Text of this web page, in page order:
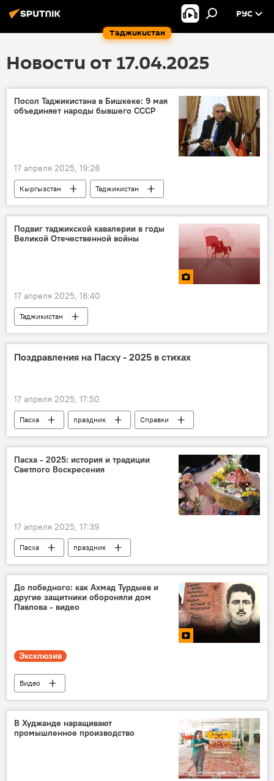
Таджикистан
РУС
Новости от 17.04.2025
Посол Таджикистана в Бишкеке: 9 мая
объединяет народы бывшего СССР
17 апреля 2025, 19:28
Кыргызстан
Таджикистан
Центральная Азия
9 мая - День Победы в Великой Отечественной войне
Великая Отечественная война (1941-1945)
Подвиг таджикской кавалерии в годы
Великой Отечественной войны
17 апреля 2025, 18:40
Таджикистан
9 мая - День Победы в Великой Отечественной войне
Великая Отечественная война (1941-1945)
Поздравления на Пасху - 2025 в стихах
17 апреля 2025, 17:50
Пасха праздник Справки
Пасха - 2025: история и традиции
Светлого Воскресения
17 апреля 2025, 17:39
Пасха
праздник
Какой сегодня праздник: календарь важных дат 2026
Справки
До победного: как Ахмад Турдыев и
другие защитники обороняли дом
Павлова - видео
Эксклюзив
Видео
Великая Отечественная война (1941-1945)
9 мая - День Победы в Великой Отечественной войне
81-летие Победы в Великой Отечественной войне
В Худжанде наращивают
промышленное производство